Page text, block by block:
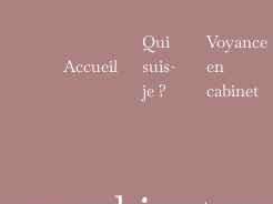
Accueil
Qui
suis-
je ?
Voyance
en
cabinet